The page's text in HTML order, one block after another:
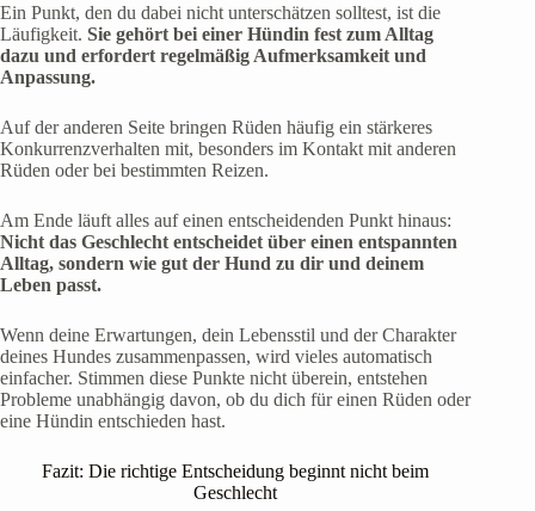
Ein Punkt, den du dabei nicht unterschätzen solltest, ist die
Läufigkeit. Sie gehört bei einer Hündin fest zum Alltag
dazu und erfordert regelmäßig Aufmerksamkeit und
Anpassung.
Auf der anderen Seite bringen Rüden häufig ein stärkeres
Konkurrenzverhalten mit, besonders im Kontakt mit anderen
Rüden oder bei bestimmten Reizen.
Am Ende läuft alles auf einen entscheidenden Punkt hinaus:
Nicht das Geschlecht entscheidet über einen entspannten
Alltag, sondern wie gut der Hund zu dir und deinem
Leben passt.
Wenn deine Erwartungen, dein Lebensstil und der Charakter
deines Hundes zusammenpassen, wird vieles automatisch
einfacher. Stimmen diese Punkte nicht überein, entstehen
Probleme unabhängig davon, ob du dich für einen Rüden oder
eine Hündin entschieden hast.
Fazit: Die richtige Entscheidung beginnt nicht beim
Geschlecht